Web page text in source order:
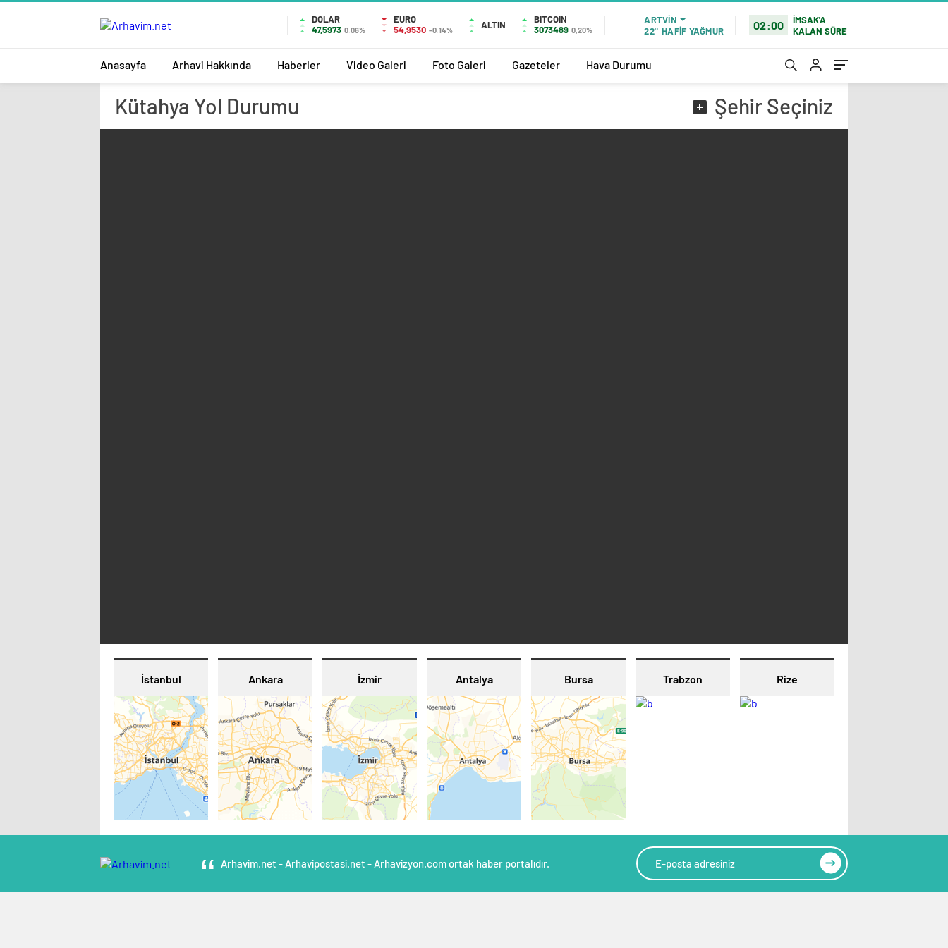
DOLAR
47,5973 0.06%
EURO
54,9530 -0.14% ALTIN
BITCOIN
3073489 0,20%
ARTVIN
22° HAFİF YAĞMUR 02:00
İMSAK'A
KALAN SÜRE
Anasayfa Arhavi Hakkında Haberler Video Galeri Foto Galeri Gazeteler Hava Durumu
Kütahya Yol Durumu ŞehirSeçiniz
İstanbul Ankara İzmir Antalya Bursa Trabzon Rize
Arhavim.net - Arhavipostasi.net - Arhavizyon.com ortak haber portalıdır.